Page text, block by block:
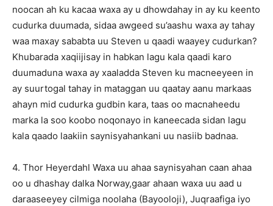
noocan ah ku kacaa waxa ay u dhowdahay in ay ku keento
cudurka duumada, sidaa awgeed su’aashu waxa ay tahay
waa maxay sababta uu Steven u qaadi waayey cudurkan?
Khubarada xaqiijisay in habkan lagu kala qaadi karo
duumaduna waxa ay xaaladda Steven ku macneeyeen in
ay suurtogal tahay in mataggan uu qaatay aanu markaas
ahayn mid cudurka gudbin kara, taas oo macnaheedu
marka la soo koobo noqonayo in kaneecada sidan lagu
kala qaado laakiin saynisyahankani uu nasiib badnaa.
4. Thor Heyerdahl Waxa uu ahaa saynisyahan caan ahaa
oo u dhashay dalka Norway,gaar ahaan waxa uu aad u
daraaseeyey cilmiga noolaha (Bayooloji), Juqraafiga iyo